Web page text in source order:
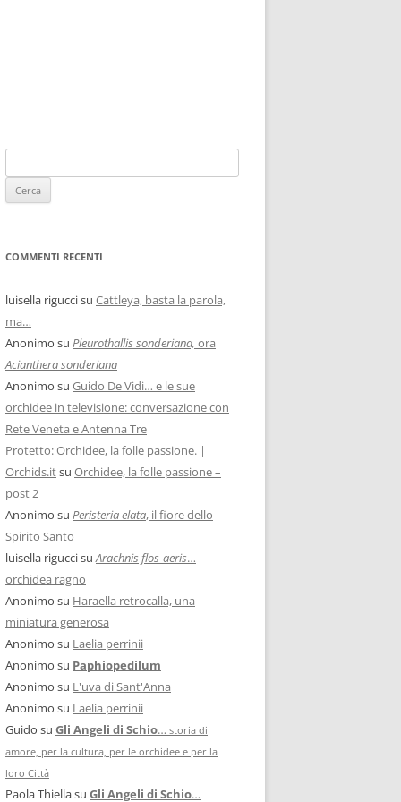
COMMENTI RECENTI
luisella riguccisu Cattleya, basta la parola,
ma…
Anonimo su Pleurothallis sonderiana, ora
Acianthera sonderiana
Anonimo su Guido De Vidi… e le sue
orchidee in televisione: conversazione con
Rete Veneta e Antenna Tre
Protetto: Orchidee, la folle passione. |
Orchids.itsu Orchidee, la folle passione –
post 2
Anonimo su Peristeria elata, il fiore dello
Spirito Santo
luisella riguccisuArachnis flos-aeris…
orchidea ragno
Anonimo su Haraella retrocalla, una
miniatura generosa
Anonimo su Laelia perrinii
Anonimo su Paphiopedilum
Anonimo su L'uva di Sant'Anna
Anonimo su Laelia perrinii
Guido su Gli Angeli di Schio… storia di
amore, per la cultura, per le orchidee e per la
loro Città
Paola Thiellasu Gli Angeli di Schio…